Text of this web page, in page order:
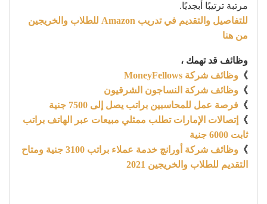
مرتبة ترتيبًا أبجديًا.
للتفاصيل والتقديم في تدريب Amazon للطلاب والخريجين
من هنا
وظائف قد تهمك ،
》 وظائف شركة MoneyFellows
》 وظائف شركة النساجون الشرقيون
》 فرصة عمل للمحاسبين براتب يصل إلى 7500 جنية
》
إتصالات الإمارات تطلب ممثلي مبيعات عبر الهاتف براتب
ثابت 6000 جنية
》
وظائف شركة أورانچ خدمة عملاء براتب 3100 جنية ومتاح
التقديم للطلاب والخريجين 2021